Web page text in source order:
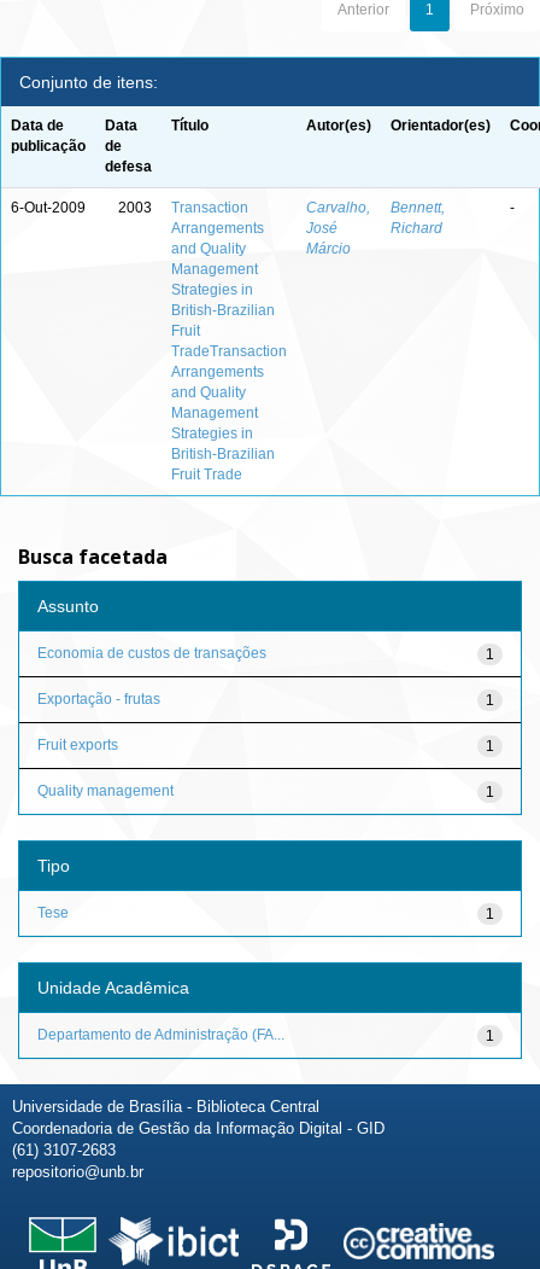
Anterior 1 Próximo
Conjunto de itens:
Data de
publicação
Data
de
defesa
Título Autor(es) Orientador(es)
6-Out-2009 2003
Transaction
Arrangements
and Quality
Management
Strategies in
British-Brazilian
Fruit
TradeTransaction
Arrangements
and Quality
Management
Strategies in
British-Brazilian
Fruit Trade
Carvalho,
José
Márcio
Bennett,
Richard
-
Busca facetada
Assunto
1
Economia de custos de transações
1
Exportação - frutas
1
Fruit exports
1
Quality management
Tipo
1
Tese
Unidade Acadêmica
1
Departamento de Administração (FA...
Universidade de Brasília - Biblioteca Central
Coordenadoria de Gestão da Informação Digital - GID
(61) 3107-2683
repositorio@unb.br